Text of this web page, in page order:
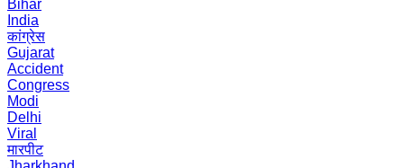
Bihar
India
कांग्रेस
Gujarat
Accident
Congress
Modi
Delhi
Viral
मारपीट